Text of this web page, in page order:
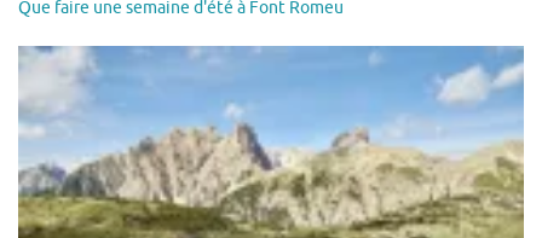
Que faire une semaine d'été à Font Romeu